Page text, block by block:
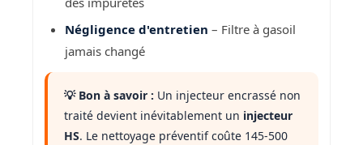
Négligence d'entretien – Filtre à gasoil
jamais changé
💡 Bon à savoir : Un injecteur encrassé non
traité devient inévitablement un injecteur
HS. Le nettoyage préventif coûte 145-500